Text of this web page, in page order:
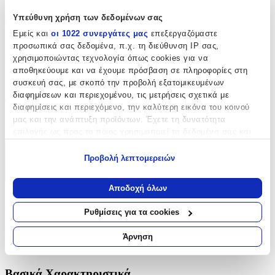
Υπεύθυνη χρήση των δεδομένων σας
Εμείς και οι 1022 συνεργάτες μας επεξεργαζόμαστε
προσωπικά σας δεδομένα, π.χ. τη διεύθυνση IP σας,
χρησιμοποιώντας τεχνολογία όπως cookies για να
αποθηκεύουμε και να έχουμε πρόσβαση σε πληροφορίες στη
συσκευή σας, με σκοπό την προβολή εξατομικευμένων
διαφημίσεων και περιεχομένου, τις μετρήσεις σχετικά με
διαφημίσεις και περιεχόμενο, την καλύτερη εικόνα του κοινού
μας και την ανάπτυξη προϊόντων. Έχετε τη δυνατότητα
Να συλλέξουμε πληροφορίες σχετικά με τη γεωγραφική
σας τοποθεσία, οι οποίες μπορεί να είναι ακριβείς σε
απόσταση μερικών μέτρων
Να αναγνωρίσουμε τη συσκευή σας σαρώνοντας ενεργά
για συγκεκριμένα χαρακτηριστικά (δακτυλικό αποτύπωμα)
Μάθετε περισσότερα σχετικά με τον τρόπο επεξεργασίας των
προσωπικών σας δεδομένων και καθορίστε τις προτιμήσεις σας
στηνενότητα “Λεπτομέρειες”
Προβολή λεπτομερειών
Αποδοχή όλων
Ρυθμίσεις για τα cookies
Άρνηση
Φύλο:
Αγόρι
Τύπος:
Χειρός
Τάξη:
Νηπιαγωγείου
+
Χαρακτηριστικά
Κατασκευαστής:
Benetton